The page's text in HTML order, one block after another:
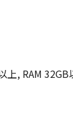
上, RAM 32GB